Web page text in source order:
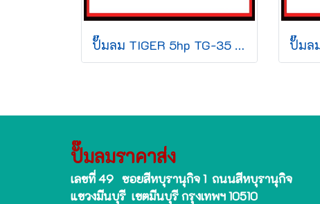
ปั๊มลม TIGER 5hp TG-35 260L +มอเตอร์ 380v
ปั๊มลมราคาส่ง
เลขที่ 49 ซอยสีหบุรานุกิจ 1 ถนนสีหบุรานุกิจ
แขวงมีนบุรี เขตมีนบุรี กรุงเทพฯ 10510